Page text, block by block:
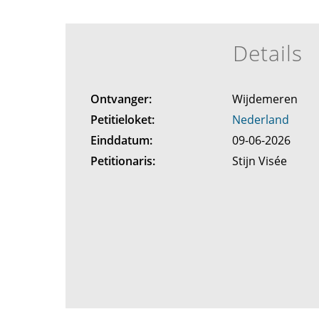
Details
Ontvanger:
Wijdemeren
Petitieloket:
Nederland
Einddatum:
09-06-2026
Petitionaris:
Stijn Visée